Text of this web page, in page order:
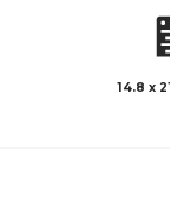
14.8 x